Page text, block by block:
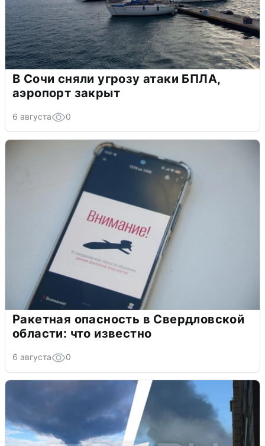
В Сочи сняли угрозу атаки БПЛА,
аэропорт закрыт
6 августа 0
Ракетная опасность в Свердловской
области: что известно
6 августа 0